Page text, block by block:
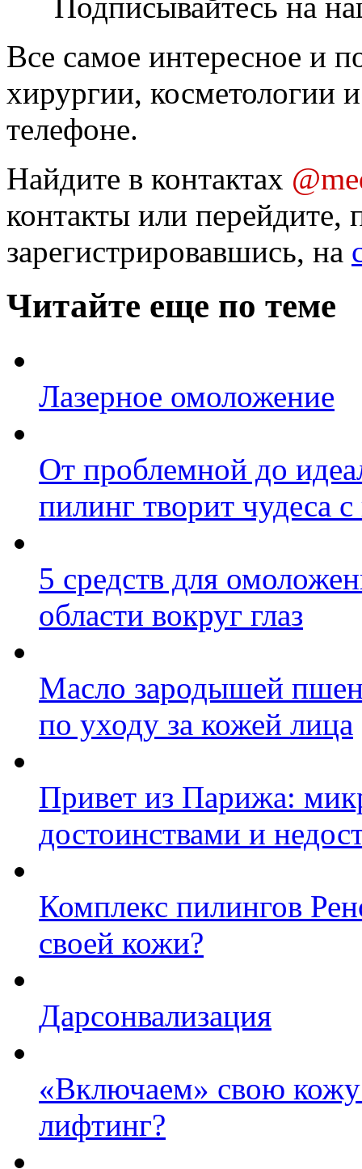
Все самое интересное и
хирургии, косметологии
телефоне.
Найдите в контактах
контакты или перейдите,
зарегистрировавшись, на
Читайте еще по теме
Лазерное омоложение
От проблемной до
пилинг творит чудеса
5 средств для
области вокруг глаз
Масло зародышей
по уходу за кожей лица
Привет из Парижа:
достоинствами и
Комплекс пилингов
своей кожи?
Дарсонвализация
«Включаем» свою
лифтинг?